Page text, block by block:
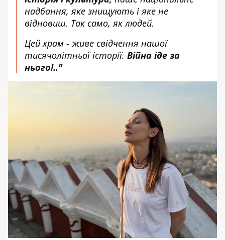
надбання, яке знищують і яке не
відновиш. Так само, як людей.
Цей храм - живе свідчення нашої
тисячолітньої історії. Війна іде за
нього!.."